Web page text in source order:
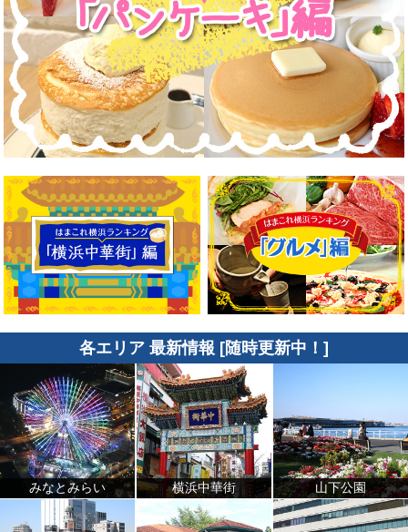
各エリア 最新情報 [随時更新中！]
みなとみらい 横浜中華街 山下公園